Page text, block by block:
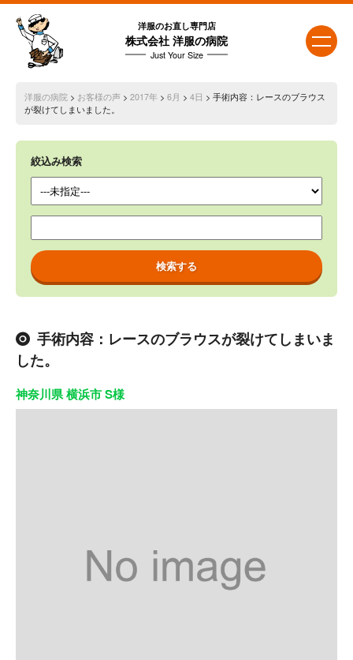
洋服のお直し専門店
株式会社 洋服の病院
Just Your Size
洋服の病院 > お客様の声> 2017年 > 6月 > 4日 > 手術内容：レースのブラウス
が裂けてしまいました。
絞込み検索
手術内容：レースのブラウスが裂けてしまいま
した。
神奈川県 横浜市 S様